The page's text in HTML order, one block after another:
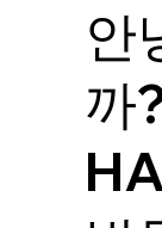
안
까